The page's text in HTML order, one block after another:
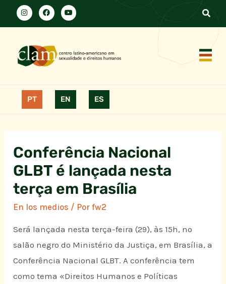
PT EN ES
Conferência Nacional
GLBT é lançada nesta
terça em Brasília
En los medios / Porfw2
Será lançada nesta terça-feira (29), às 15h, no
salão negro do Ministério da Justiça, em Brasília, a
Conferência Nacional GLBT. A conferência tem
como tema «Direitos Humanos e Políticas